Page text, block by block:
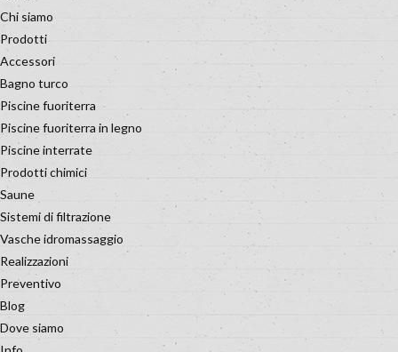
Chi siamo
Prodotti
Accessori
Bagno turco
Piscine fuoriterra
Piscine fuoriterra in legno
Piscine interrate
Prodotti chimici
Saune
Sistemi di filtrazione
Vasche idromassaggio
Realizzazioni
Preventivo
Blog
Dove siamo